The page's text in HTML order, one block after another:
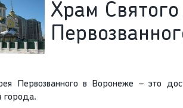
Храм
Первозванного в Воронеже – это
города.